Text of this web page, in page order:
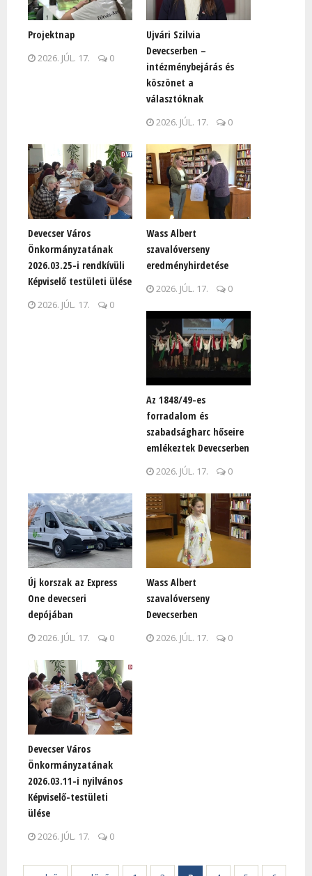
Projektnap
2026. JÚL. 17. 0
Ujvári Szilvia
Devecserben –
intézménybejárás és
köszönet a
választóknak
2026. JÚL. 17. 0
Devecser Város
Önkormányzatának
2026.03.25-i rendkívüli
Képviselő testületi ülése
2026. JÚL. 17. 0
Wass Albert
szavalóverseny
eredményhirdetése
2026. JÚL. 17. 0
Az 1848/49-es
forradalom és
szabadságharc hőseire
emlékeztek Devecserben
2026. JÚL. 17. 0
Új korszak az Express
One devecseri
depójában
2026. JÚL. 17. 0
Wass Albert
szavalóverseny
Devecserben
2026. JÚL. 17. 0
Devecser Város
Önkormányzatának
2026.03.11-i nyilvános
Képviselő-testületi
ülése
2026. JÚL. 17. 0